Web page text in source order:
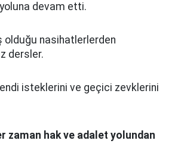
devam etti.
olduğu nasihatlerlerden
dersler.
isteklerini ve geçici zevklerini
zaman hak ve adalet yolundan